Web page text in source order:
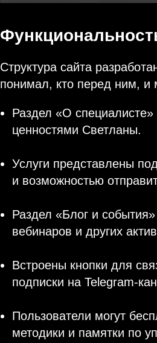
Структура сайта
понимал, кто перед ним, и
Раздел «О
ценностями Светланы.
Услуги представлены
и возможностью
Раздел «Блог и
вебинаров и других
Встроены кнопки для
подписки на Telegram-
Пользователи могут
методики и памятки по